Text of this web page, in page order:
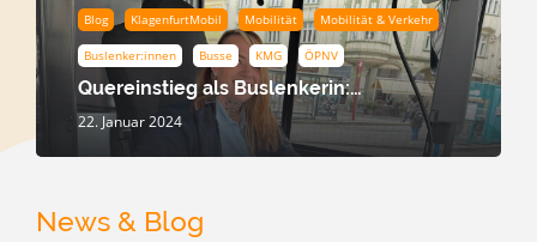
Blog KlagenfurtMobil Mobilität Mobilität & Verkehr
Buslenker:innen Busse KMG ÖPNV
Quereinstieg als Buslenkerin:…
22. Januar 2024
News & Blog